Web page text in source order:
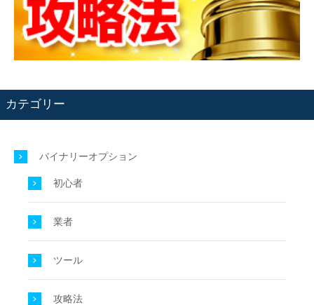
カテゴリー
バイナリーオプション
初心者
業者
ツール
攻略法